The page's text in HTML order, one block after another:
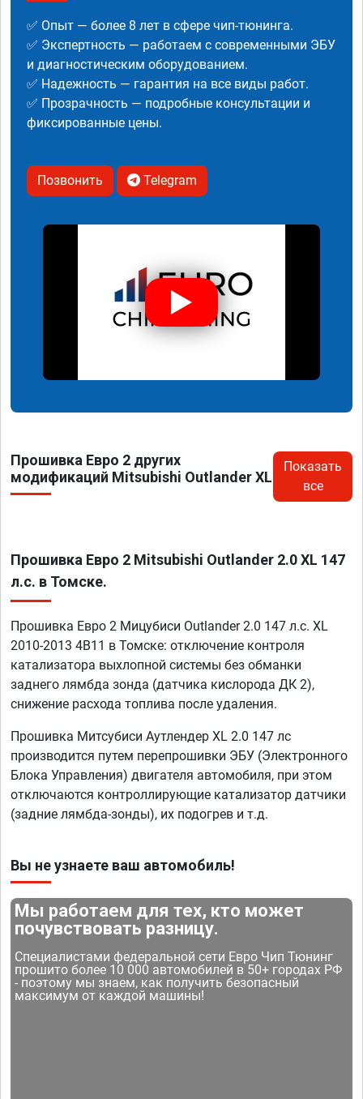
✅ Опыт — более 8 лет в сфере чип-тюнинга.
✅ Экспертность — работаем с современными ЭБУ
и диагностическим оборудованием.
✅ Надежность — гарантия на все виды работ.
✅ Прозрачность — подробные консультации и
фиксированные цены.
Позвонить Telegram
Прошивка Евро 2 других
модификаций Mitsubishi Outlander XL
Показать
все
Прошивка Евро 2 Mitsubishi Outlander 2.0 XL 147
л.с. в Томске.
Прошивка Евро 2 Мицубиси Outlander 2.0 147 л.с. XL
2010-2013 4B11 в Томске: отключение контроля
катализатора выхлопной системы без обманки
заднего лямбда зонда (датчика кислорода ДК 2),
снижение расхода топлива после удаления.
Прошивка Митсубиси Аутлендер XL 2.0 147 лс
производится путем перепрошивки ЭБУ (Электронного
Блока Управления) двигателя автомобиля, при этом
отключаются контроллирующие катализатор датчики
(задние лямбда-зонды), их подогрев и т.д.
Вы не узнаете ваш автомобиль!
Мы работаем для тех, кто может
почувствовать разницу.
Специалистами федеральной сети Евро Чип Тюнинг
прошито более 10 000 автомобилей в 50+ городах РФ
- поэтому мы знаем, как получить безопасный
максимум от каждой машины!